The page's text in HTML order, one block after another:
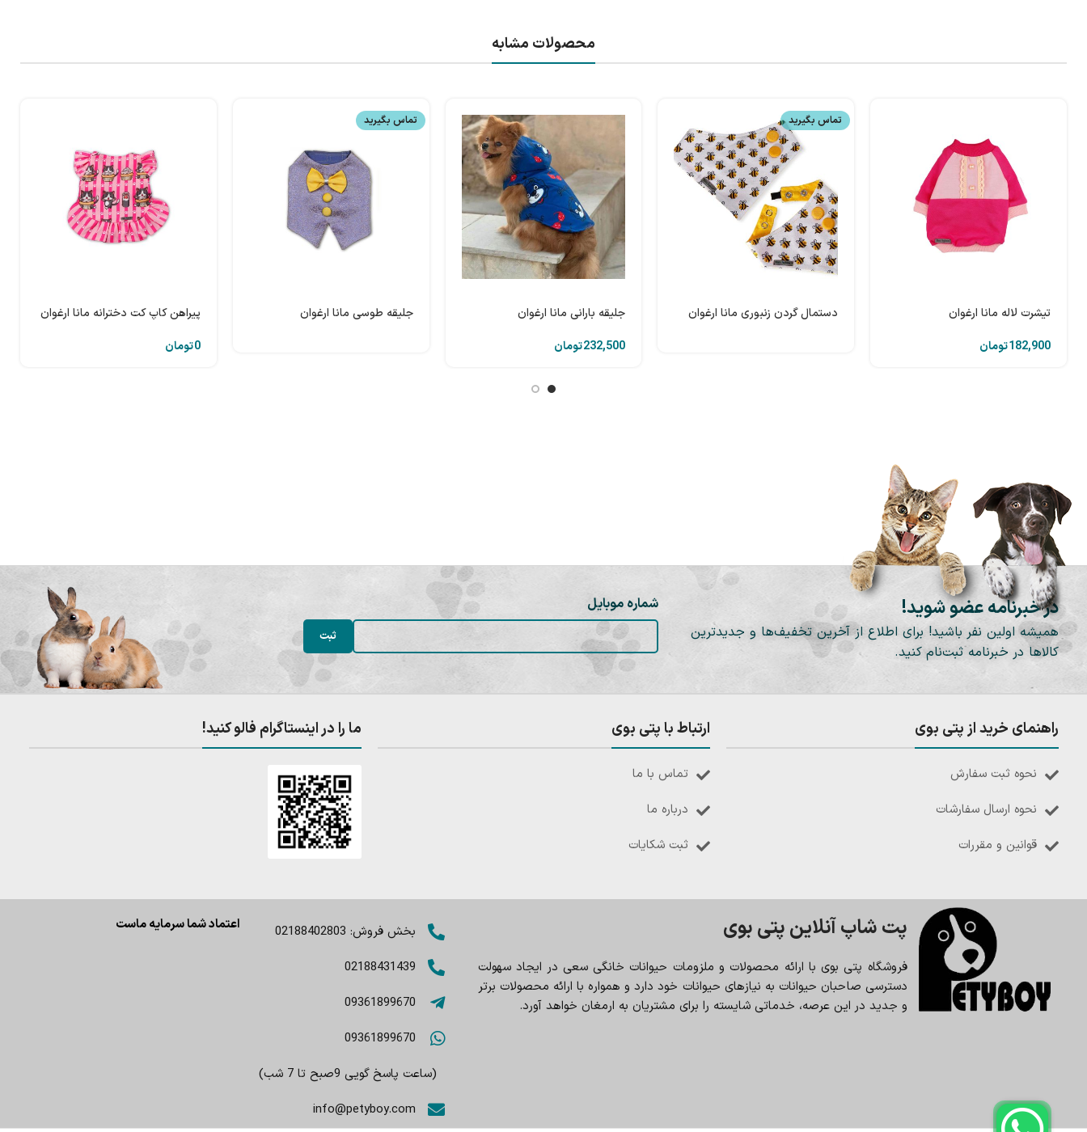
محصولات مشابه
تیشرت لاله مانا ارغوان
تومان
تماس بگیرید
دستمال گردن زنبوری مانا ارغوان
جلیقه بارانی مانا ارغوان
تومان
تماس بگیرید
جلیقه طوسی مانا ارغوان
پیراهن کاپ کت دخترانه مانا ارغوان
تومان
در خبرنامه عضو شوید!
همیشه اولین نفر باشید! برای اطلاع از آخرین تخفیف‌ها و جدیدترین
کالاها در خبرنامه ثبت‌نام کنید.
شماره موبایل
راهنمای خرید از پتی بوی
نحوه ثبت سفارش
نحوه ارسال سفارشات
قوانین و مقررات
ارتباط با پتی بوی
تماس با ما
درباره ما
ثبت شکایات
ما را در اینستاگرام فالو کنید!
پت شاپ آنلاین پتی بوی
فروشگاه پتی بوی با ارائه محصولات و ملزومات حیوانات خانگی سعی در ایجاد سهولت
دسترسی صاحبان حیوانات به نیازهای حیوانات خود دارد و همواره با ارائه محصولات برتر
و جدید در این عرصه، خدماتی شایسته را برای مشتریان به ارمغان خواهد آورد.
بخش فروش: 02188402803
02188431439
09361899670
09361899670
(ساعت پاسخ گویی 9صبح تا 7 شب)
info@petyboy.com
اعتماد شما سرمایه ماست